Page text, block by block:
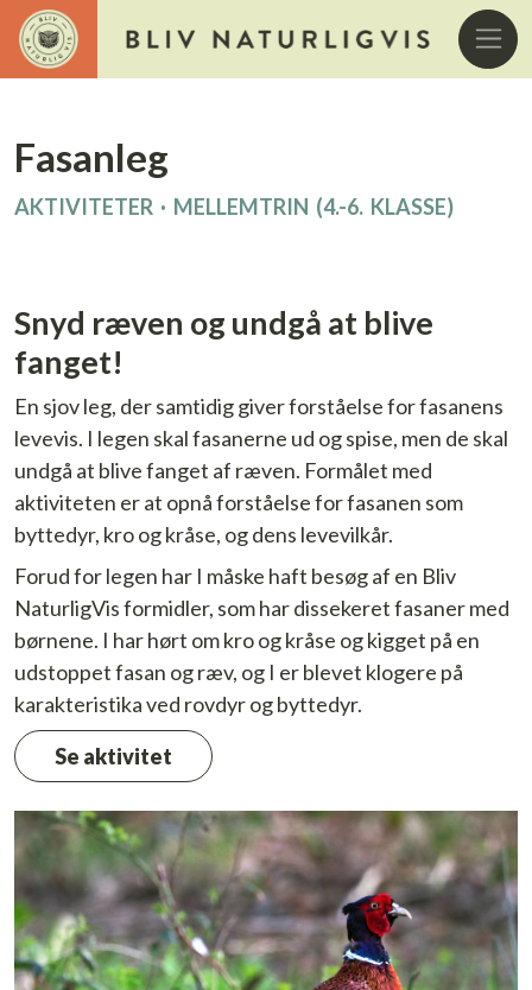
Fasanleg
AKTIVITETER · MELLEMTRIN (4.-6. KLASSE)
Snyd ræven og undgå at blive
fanget!
En sjov leg, der samtidig giver forståelse for fasanens
levevis. I legen skal fasanerne ud og spise, men de skal
undgå at blive fanget af ræven. Formålet med
aktiviteten er at opnå forståelse for fasanen som
byttedyr, kro og kråse, og dens levevilkår.
Forud for legen har I måske haft besøg af en Bliv
NaturligVis formidler, som har dissekeret fasaner med
børnene. I har hørt om kro og kråse og kigget på en
udstoppet fasan og ræv, og I er blevet klogere på
karakteristika ved rovdyr og byttedyr.
Se aktivitet